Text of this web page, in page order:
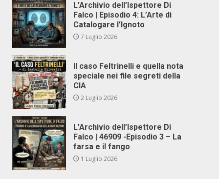
L’Archivio dell’Ispettore Di
Falco | Episodio 4: L’Arte di
Catalogare l’Ignoto
7 Luglio 2026
Il caso Feltrinelli e quella nota
speciale nei file segreti della
CIA
2 Luglio 2026
L’Archivio dell’Ispettore Di
Falco | 46909 -Episodio 3 – La
farsa e il fango
1 Luglio 2026